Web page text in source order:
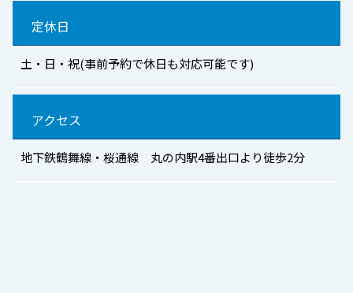
定休日
土・日・祝(事前予約で休日も対応可能です)
アクセス
地下鉄鶴舞線・桜通線 丸の内駅4番出口より徒歩2分